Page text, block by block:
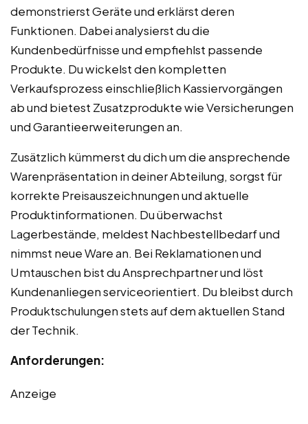
demonstrierst Geräte und erklärst deren
Funktionen. Dabei analysierst du die
Kundenbedürfnisse und empfiehlst passende
Produkte. Du wickelst den kompletten
Verkaufsprozess einschließlich Kassiervorgängen
ab und bietest Zusatzprodukte wie Versicherungen
und Garantieerweiterungen an.
Zusätzlich kümmerst du dich um die ansprechende
Warenpräsentation in deiner Abteilung, sorgst für
korrekte Preisauszeichnungen und aktuelle
Produktinformationen. Du überwachst
Lagerbestände, meldest Nachbestellbedarf und
nimmst neue Ware an. Bei Reklamationen und
Umtauschen bist du Ansprechpartner und löst
Kundenanliegen serviceorientiert. Du bleibst durch
Produktschulungen stets auf dem aktuellen Stand
der Technik.
Anforderungen:
Anzeige